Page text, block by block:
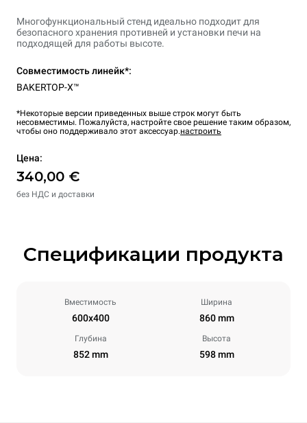
Многофункциональный стенд идеально подходит для
безопасного хранения противней и установки печи на
подходящей для работы высоте.
Совместимость линейк*:
BAKERTOP-X™
*Некоторые версии приведенных выше строк могут быть
несовместимы. Пожалуйста, настройте свое решение таким образом,
чтобы оно поддерживало этот аксессуар.настроить
Цена:
340,00 €
без НДС и доставки
Спецификации продукта
Вместимость
600x400
Ширина
860 mm
Глубина
852 mm
Высота
598 mm